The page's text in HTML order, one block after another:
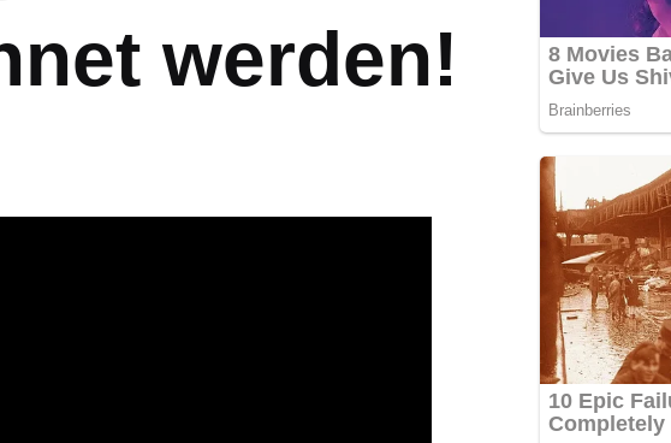
werden!